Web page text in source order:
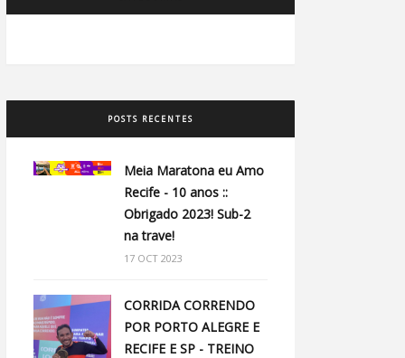
POSTS RECENTES
Meia Maratona eu Amo
Recife - 10 anos ::
Obrigado 2023! Sub-2
na trave!
17 OCT 2023
CORRIDA CORRENDO
POR PORTO ALEGRE E
RECIFE E SP - TREINO